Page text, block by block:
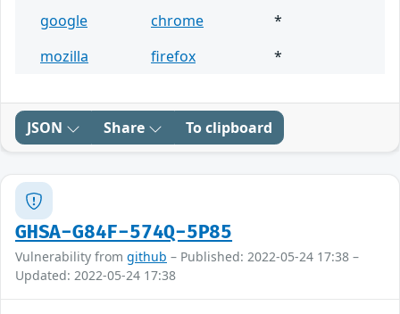
google chrome
*
mozilla
firefox *
JSON Share To clipboard
GHSA-G84F-574Q-5P85
Vulnerability from github – Published: 2022-05-24 17:38 –
Updated: 2022-05-24 17:38